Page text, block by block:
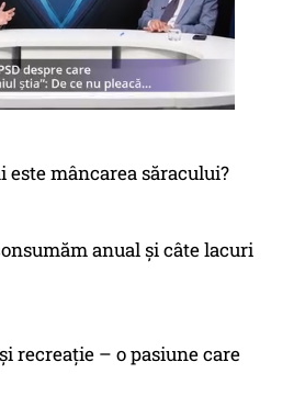
este mâncarea săracului?
anual și câte lacuri
recreație – o pasiune care